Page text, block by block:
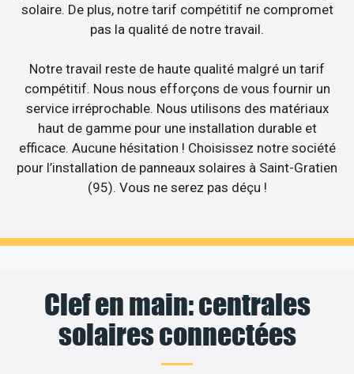
solaire. De plus, notre tarif compétitif ne compromet
pas la qualité de notre travail.
Notre travail reste de haute qualité malgré un tarif
compétitif. Nous nous efforçons de vous fournir un
service irréprochable. Nous utilisons des matériaux
haut de gamme pour une installation durable et
efficace. Aucune hésitation ! Choisissez notre société
pour l’installation de panneaux solaires à Saint-Gratien
(95). Vous ne serez pas déçu !
Clef en main: centrales
solaires connectées